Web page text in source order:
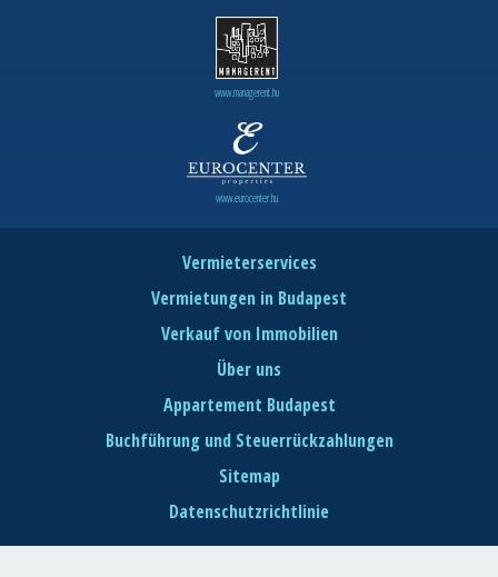
www.managerent.hu
www.eurocenter.hu
Vermieterservices
Vermietungen in Budapest
Verkauf von Immobilien
Über uns
Appartement Budapest
Buchführung und Steuerrückzahlungen
Sitemap
Datenschutzrichtlinie